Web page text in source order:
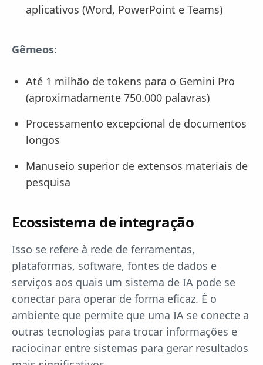
aplicativos (Word, PowerPoint e Teams)
Gêmeos:
Até 1 milhão de tokens para o Gemini Pro
(aproximadamente 750.000 palavras)
Processamento excepcional de documentos
longos
Manuseio superior de extensos materiais de
pesquisa
Ecossistema de integração
Isso se refere à rede de ferramentas,
plataformas, software, fontes de dados e
serviços aos quais um sistema de IA pode se
conectar para operar de forma eficaz. É o
ambiente que permite que uma IA se conecte a
outras tecnologias para trocar informações e
raciocinar entre sistemas para gerar resultados